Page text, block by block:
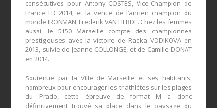
consécutives pour Antony COSTES, Vice-Champion de
France LD 2014, et la venue de l’ancien champion du
monde IRONMAN, Frederik VAN LIERDE. Chez les femmes
aussi, le 5150 Marseille compte des championnes
prestigieuses avec la victoire de Radka VODIKOVA en
2013, suivie de Jeanne COLLONGE, et de Camille DONAT
en 2014.
Soutenue par la Ville de Marseille et ses habitants,
nombreux pour encourager les triathlètes sur les plages
du Prado, cette épreuve de format M a donc
définitivement trouvé sa place dans le paysage du